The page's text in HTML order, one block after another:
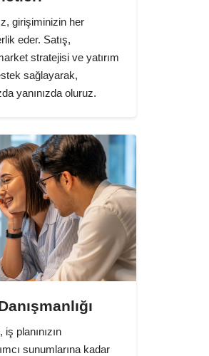
girişiminizin her
eder. Satış,
stratejisi ve yatırım
sağlayarak,
yanınızda oluruz.
planınızın
sunumlarına kadar